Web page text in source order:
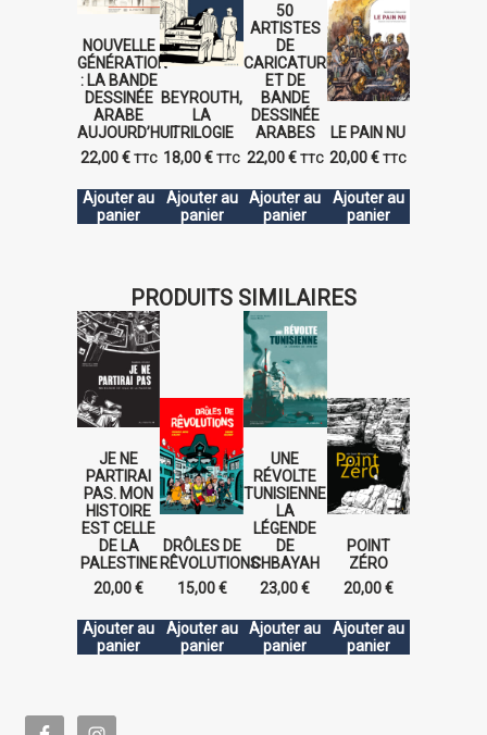
NOUVELLE
GÉNÉRATION
: LA BANDE
DESSINÉE
ARABE
AUJOURD’HUI.
22,00€ TTC
Ajouter au
panier
BEYROUTH,
LA
TRILOGIE
18,00€ TTC
Ajouter au
panier
50
ARTISTES
DE
CARICATURE
ET DE
BANDE
DESSINÉE
ARABES
22,00€ TTC
Ajouter au
panier
LE PAIN NU
20,00€ TTC
Ajouter au
panier
PRODUITS SIMILAIRES
JE NE
PARTIRAI
PAS. MON
HISTOIRE
EST CELLE
DE LA
PALESTINE
20,00€
Ajouter au
panier
DRÔLES DE
RÊVOLUTIONS
15,00€
Ajouter au
panier
UNE
RÉVOLTE
TUNISIENNE.
LA
LÉGENDE
DE
CHBAYAH
23,00€
Ajouter au
panier
POINT
ZÉRO
20,00€
Ajouter au
panier